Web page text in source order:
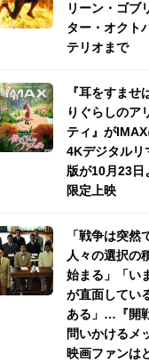
リーン・ゴブ
ター・オクト
テリオまで
『耳をすませ
りぐらしのア
ティ』がIMAX
4Kデジタルリ
版が10月23日
限定上映
「戦争は突然
人々の選択の
始まる」「い
が直面してい
ある」…『開
問いかけるメ
映画ファンは